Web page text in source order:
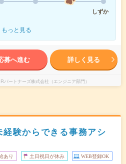
しずか
もっと見る
募へ進む 詳しく見る
パートナーズ株式会社（エンジニア部門）
験からできる事務アシ
あり 土日祝日が休み WEB登録OK